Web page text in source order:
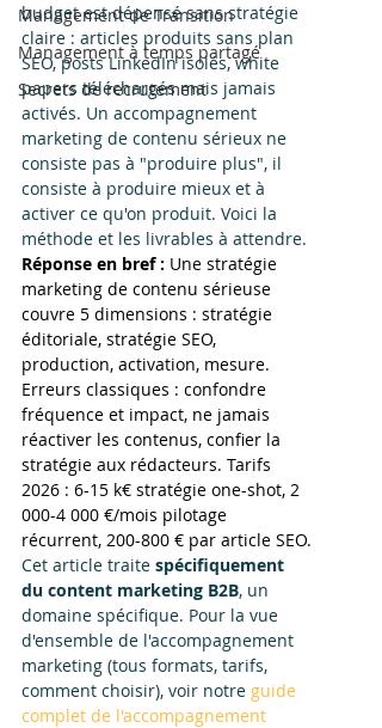
Management de Transition
Management à temps partagé
Secrets de recrutement
budget est dépensé sans stratégie
claire : articles produits sans plan
SEO, posts LinkedIn isolés, white
papers téléchargés mais jamais
activés. Un accompagnement
marketing de contenu sérieux ne
consiste pas à "produire plus", il
consiste à produire mieux et à
activer ce qu'on produit. Voici la
méthode et les livrables à attendre.
Réponse en bref : Une stratégie
marketing de contenu sérieuse
couvre 5 dimensions : stratégie
éditoriale, stratégie SEO,
production, activation, mesure.
Erreurs classiques : confondre
fréquence et impact, ne jamais
réactiver les contenus, confier la
stratégie aux rédacteurs. Tarifs
2026 : 6-15 k€ stratégie one-shot, 2
000-4 000 €/mois pilotage
récurrent, 200-800 € par article SEO.
Cet article traite spécifiquement
du content marketing B2B, un
domaine spécifique. Pour la vue
d'ensemble de l'accompagnement
marketing (tous formats, tarifs,
comment choisir), voir notre guide
complet de l'accompagnement